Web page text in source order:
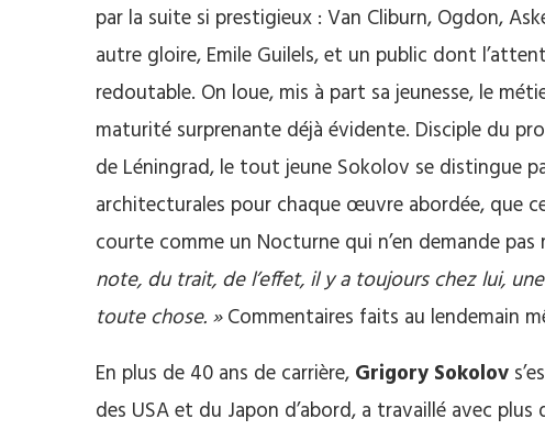
par la suite si prestigieux : Van Cliburn, Ogdon,
autre gloire, Emile Guilels, et un public dont
redoutable. On loue, mis à part sa jeunesse, le
maturité surprenante déjà évidente. Disciple du
de Léningrad, le tout jeune Sokolov se distingue
architecturales pour chaque œuvre abordée, que
courte comme un Nocturne qui n’en demande
note, du trait, de l’effet, il y a toujours chez lui,
toute chose. »Commentaires faits au lendemain
En plus de 40 ans de carrière, Grigory Sokolov
des USA et du Japon d’abord, a travaillé avec